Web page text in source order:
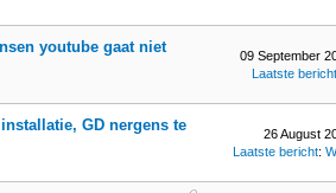
youtube gaat niet
09 September
Laatste bericht
installatie, GD nergens te
26 August
Laatste bericht: